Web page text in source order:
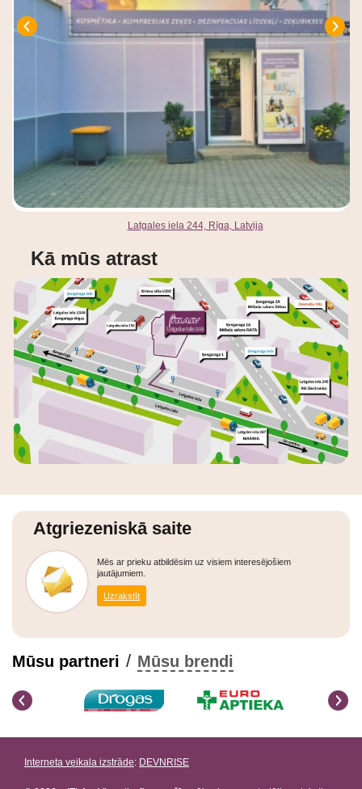
Latgales iela 244, Rīga, Latvija
Kā mūs atrast
Mūsu partneri / Mūsu brendi
Atgriezeniskā saite
Mēs ar prieku atbildēsim uz visiem interesējošiem
jautājumiem.
Uzrakstīt
Interneta veikala izstrāde: DEVNRISE